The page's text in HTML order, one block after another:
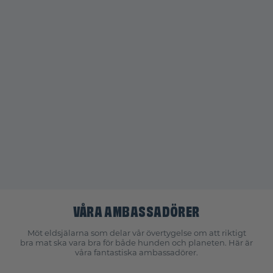
VÅRA AMBASSADÖRER
Möt eldsjälarna som delar vår övertygelse om att riktigt
bra mat ska vara bra för både hunden och planeten. Här är
våra fantastiska ambassadörer.